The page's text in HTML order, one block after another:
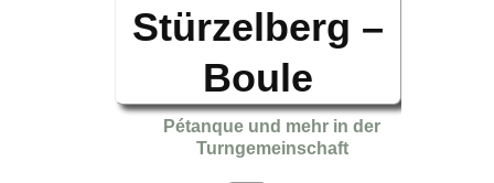
Stürzelberg –
Boule
Pétanque und mehr in der
Turngemeinschaft